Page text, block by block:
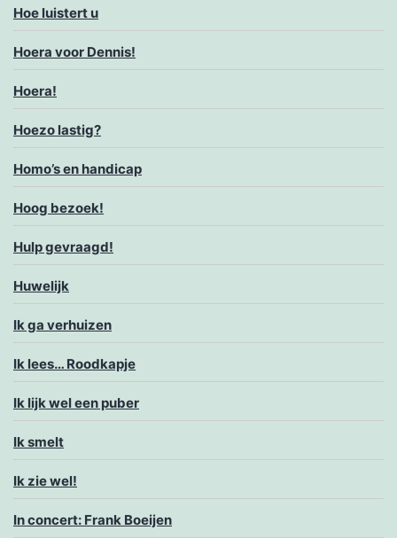
Hoe luistert u
Hoera voor Dennis!
Hoera!
Hoezo lastig?
Homo’s en handicap
Hoog bezoek!
Hulp gevraagd!
Huwelijk
Ik ga verhuizen
Ik lees… Roodkapje
Ik lijk wel een puber
Ik smelt
Ik zie wel!
In concert: Frank Boeijen